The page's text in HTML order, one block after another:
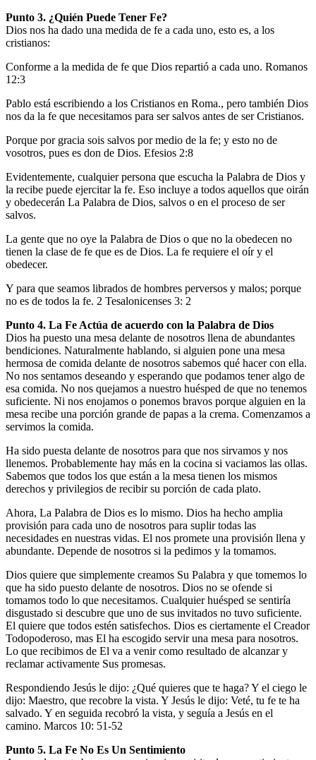
Punto 3. ¿Quién Puede Tener Fe?
Dios nos ha dado una medida de fe a cada uno, esto es, a los
cristianos:
Conforme a la medida de fe que Dios repartió a cada uno. Romanos
12:3
Pablo está escribiendo a los Cristianos en Roma., pero también Dios
nos da la fe que necesitamos para ser salvos antes de ser Cristianos.
Porque por gracia sois salvos por medio de la fe; y esto no de
vosotros, pues es don de Dios. Efesios 2:8
Evidentemente, cualquier persona que escucha la Palabra de Dios y
la recibe puede ejercitar la fe. Eso incluye a todos aquellos que oirán
y obedecerán La Palabra de Dios, salvos o en el proceso de ser
salvos.
La gente que no oye la Palabra de Dios o que no la obedecen no
tienen la clase de fe que es de Dios. La fe requiere el oír y el
obedecer.
Y para que seamos librados de hombres perversos y malos; porque
no es de todos la fe. 2 Tesalonicenses 3: 2
Punto 4. La Fe Actúa de acuerdo con la Palabra de Dios
Dios ha puesto una mesa delante de nosotros llena de abundantes
bendiciones. Naturalmente hablando, si alguien pone una mesa
hermosa de comida delante de nosotros sabemos qué hacer con ella.
No nos sentamos deseando y esperando que podamos tener algo de
esa comida. No nos quejamos a nuestro huésped de que no tenemos
suficiente. Ni nos enojamos o ponemos bravos porque alguien en la
mesa recibe una porción grande de papas a la crema. Comenzamos a
servimos la comida.
Ha sido puesta delante de nosotros para que nos sirvamos y nos
llenemos. Probablemente hay más en la cocina si vaciamos las ollas.
Sabemos que todos los que están a la mesa tienen los mismos
derechos y privilegios de recibir su porción de cada plato.
Ahora, La Palabra de Dios es lo mismo. Dios ha hecho amplia
provisión para cada uno de nosotros para suplir todas las
necesidades en nuestras vidas. El nos promete una provisión llena y
abundante. Depende de nosotros si la pedimos y la tomamos.
Dios quiere que simplemente creamos Su Palabra y que tomemos lo
que ha sido puesto delante de nosotros. Dios no se ofende si
tomamos todo lo que necesitamos. Cualquier huésped se sentiría
disgustado si descubre que uno de sus invitados no tuvo suficiente.
El quiere que todos estén satisfechos. Dios es ciertamente el Creador
Todopoderoso, mas El ha escogido servir una mesa para nosotros.
Lo que recibimos de El va a venir como resultado de alcanzar y
reclamar activamente Sus promesas.
Respondiendo Jesús le dijo: ¿Qué quieres que te haga? Y el ciego le
dijo: Maestro, que recobre la vista. Y Jesús le dijo: Veté, tu fe te ha
salvado. Y en seguida recobró la vista, y seguía a Jesús en el
camino. Marcos 10: 51-52
Punto 5. La Fe No Es Un Sentimiento